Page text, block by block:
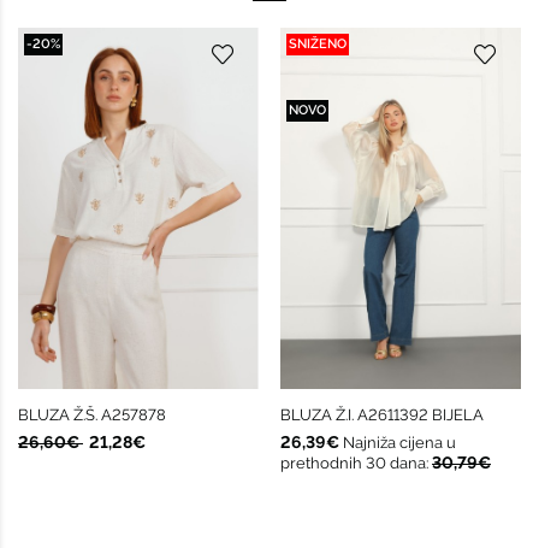
-20%
BLUZA Ž.Š. A257878
26,60€ 21,28€
SNIŽENO
NOVO
BLUZA Ž.I. A2611392 BIJELA
26,39€ Najniža cijena u
prethodnih 30 dana: 30,79€